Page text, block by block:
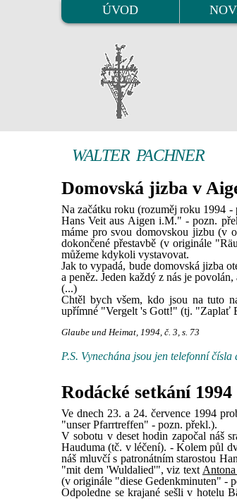
ÚVOD
WALTER PACHNER
Domovská jizba v
Na začátku roku (rozuměj roku 1994
Hans Veit aus Aigen i.M." - pozn.
máme pro svou domovskou jizbu (v
dokončené přestavbě (v originále
můžeme kdykoli vystavovat.
Jak to vypadá, bude domovská jizba
a peněz. Jeden každý z nás je
(...)
Chtěl bych všem, kdo jsou na tuto
upřímné "Vergelt 's Gott!" (tj. "Zaplať
Glaube und Heimat, 1994, č. 3, s. 73
P.S. Vynechána jsou jen telefonní
Rodácké setkání 1994
Ve dnech 23. a 24. července 1994
"unser Pfarrtreffen" - pozn. překl.).
V sobotu v deset hodin započal náš
Hauduma (tč. v léčení). - Kolem půl
náš mluvčí s patronátním starostou
"mit dem 'Wuldalied'", viz text
(v originále "diese Gedenkminuten" -
Odpoledne se krajané sešli v hotelu